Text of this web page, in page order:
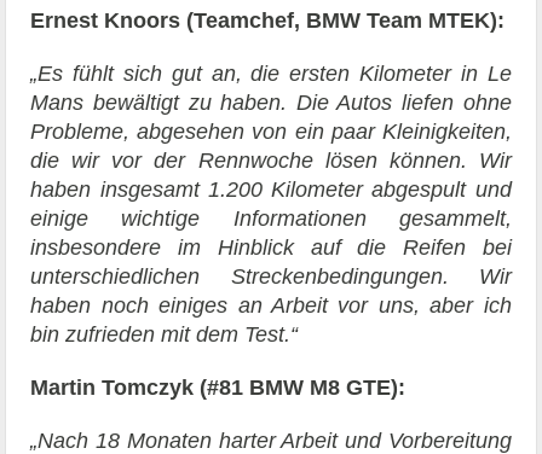
Ernest Knoors (Teamchef, BMW Team MTEK):
„Es fühlt sich gut an, die ersten Kilometer in Le
Mans bewältigt zu haben. Die Autos liefen ohne
Probleme, abgesehen von ein paar Kleinigkeiten,
die wir vor der Rennwoche lösen können. Wir
haben insgesamt 1.200 Kilometer abgespult und
einige wichtige Informationen gesammelt,
insbesondere im Hinblick auf die Reifen bei
unterschiedlichen Streckenbedingungen. Wir
haben noch einiges an Arbeit vor uns, aber ich
bin zufrieden mit dem Test.“
Martin Tomczyk (#81 BMW M8 GTE):
„Nach 18 Monaten harter Arbeit und Vorbereitung